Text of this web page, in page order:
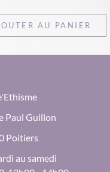
AU PANIER
Paul Guillon
Poitiers
au samedi